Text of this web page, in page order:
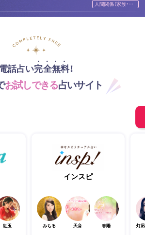
人間関係（家族・友
人）
電話占い完全無料！
お試しできる占いサイト
紅玉
インスピ
みちる 天音 春陽
灯